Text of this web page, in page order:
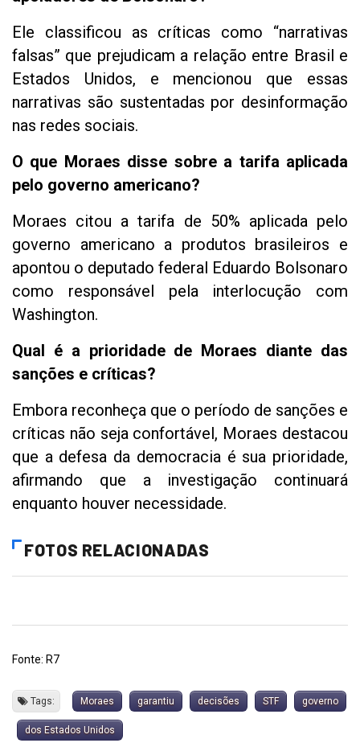
Ele classificou as críticas como “narrativas
falsas” que prejudicam a relação entre Brasil e
Estados Unidos, e mencionou que essas
narrativas são sustentadas por desinformação
nas redes sociais.
O que Moraes disse sobre a tarifa aplicada
pelo governo americano?
Moraes citou a tarifa de 50% aplicada pelo
governo americano a produtos brasileiros e
apontou o deputado federal Eduardo Bolsonaro
como responsável pela interlocução com
Washington.
Qual é a prioridade de Moraes diante das
sanções e críticas?
Embora reconheça que o período de sanções e
críticas não seja confortável, Moraes destacou
que a defesa da democracia é sua prioridade,
afirmando que a investigação continuará
enquanto houver necessidade.
FOTOS RELACIONADAS
Fonte: R7
Tags: Moraes garantiu decisões STF governo
dos Estados Unidos